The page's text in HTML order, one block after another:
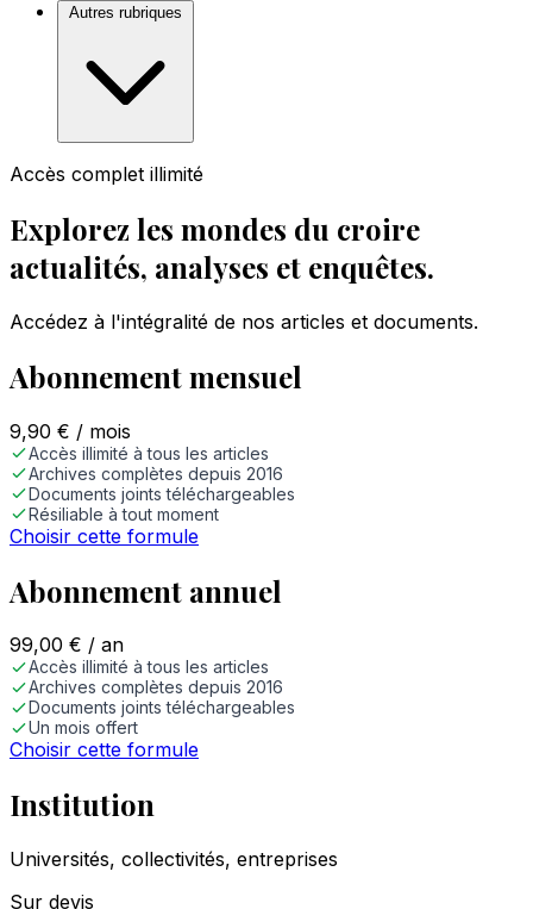
Autres rubriques
Accès complet illimité
Explorez les mondes du croire
actualités, analyses et enquêtes.
Accédez à l'intégralité de nos articles et documents.
Abonnement mensuel
9,90 € / mois
Accès illimité à tous les articles
Archives complètes depuis 2016
Documents joints téléchargeables
Résiliable à tout moment
Choisir cette formule
Abonnement annuel
99,00 € / an
Accès illimité à tous les articles
Archives complètes depuis 2016
Documents joints téléchargeables
Un mois offert
Choisir cette formule
Institution
Universités, collectivités, entreprises
Sur devis